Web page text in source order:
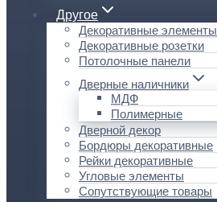
Другое
Декоративные элементы
Декоративные розетки
Потолочные панели
Дверные наличники
МДФ
Полимерные
Дверной декор
Бордюры декоративные
Рейки декоративные
Угловые элементы
Сопутствующие товары